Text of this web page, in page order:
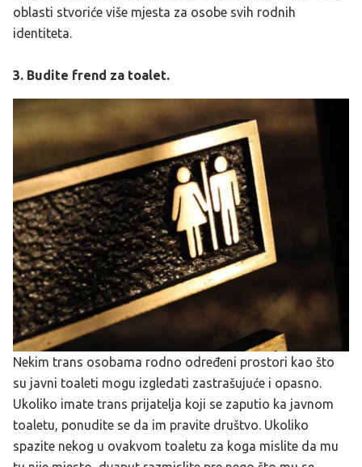
oblasti stvoriće više mjesta za osobe svih rodnih
identiteta.
3. Budite frend za toalet.
Nekim trans osobama rodno određeni prostori kao što
su javni toaleti mogu izgledati zastrašujuće i opasno.
Ukoliko imate trans prijatelja koji se zaputio ka javnom
toaletu, ponudite se da im pravite društvo. Ukoliko
spazite nekog u ovakvom toaletu za koga mislite da mu